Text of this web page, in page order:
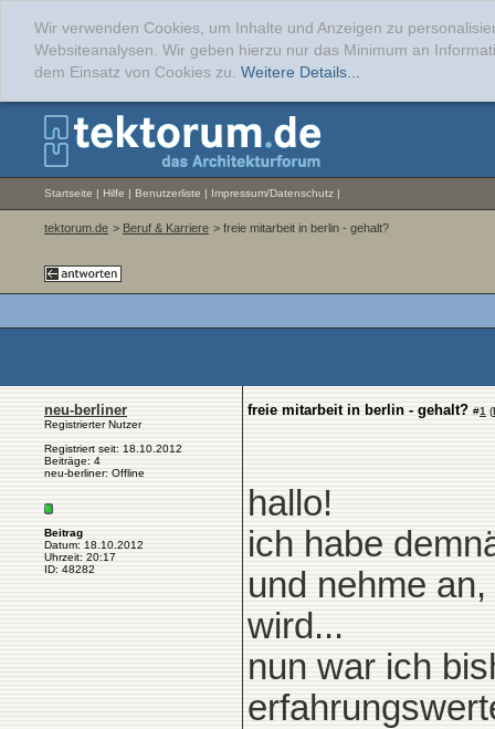
Wir verwenden Cookies, um Inhalte und Anzeigen zu
Websiteanalysen. Wir geben hierzu nur das Minimum an
dem Einsatz von Cookies zu. Weitere Details...
Startseite | Hilfe | Benutzerliste | Impressum/Datenschutz |
tektorum.de > Beruf & Karriere > freie mitarbeit in berlin - gehalt?
neu-berliner
Registrierter Nutzer
Registriert seit: 18.10.2012
Beiträge: 4
neu-berliner: Offline
Beitrag
Datum: 18.10.2012
Uhrzeit: 20:17
ID: 48282
freie mitarbeit in berlin - gehalt? #1 (
hallo!
ich habe
und nehme
wird...
nun war ich